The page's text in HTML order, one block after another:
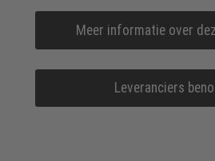
Meer informatie over
Leveranciers